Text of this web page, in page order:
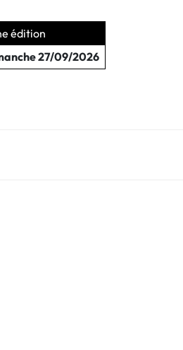
édition
27/09/2026